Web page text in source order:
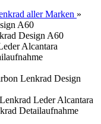
aller Marken »
A60